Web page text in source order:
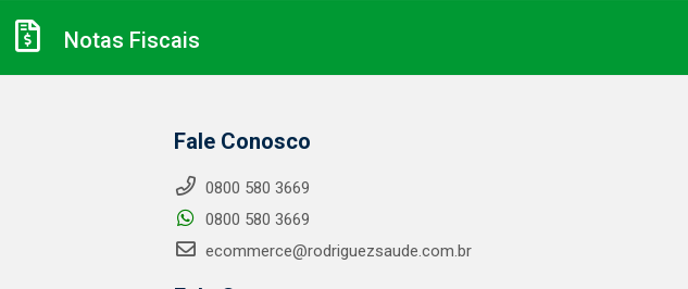
Notas Fiscais
Fale Conosco
0800 580 3669
0800 580 3669
ecommerce@rodriguezsaude.com.br